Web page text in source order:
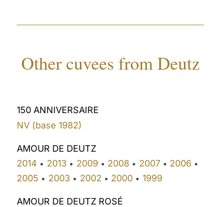
Other cuvees from Deutz
150 ANNIVERSAIRE
NV (base 1982)
AMOUR DE DEUTZ
2014 • 2013 • 2009 • 2008 • 2007• 2006 •
2005 • 2003 • 2002 • 2000 • 1999
AMOUR DE DEUTZ ROSÉ